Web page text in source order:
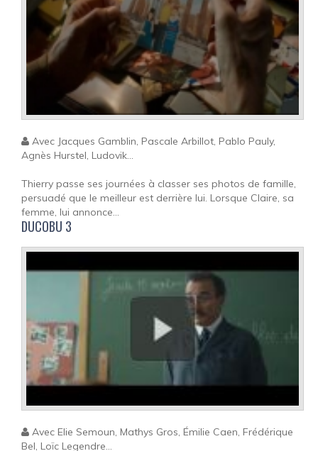
Avec Jacques Gamblin, Pascale Arbillot, Pablo Pauly,
Agnès Hurstel, Ludovik...
Thierry passe ses journées à classer ses photos de famille,
persuadé que le meilleur est derrière lui. Lorsque Claire, sa
femme, lui annonce...
DUCOBU 3
Avec Elie Semoun, Mathys Gros, Émilie Caen, Frédérique
Bel, Loïc Legendre...